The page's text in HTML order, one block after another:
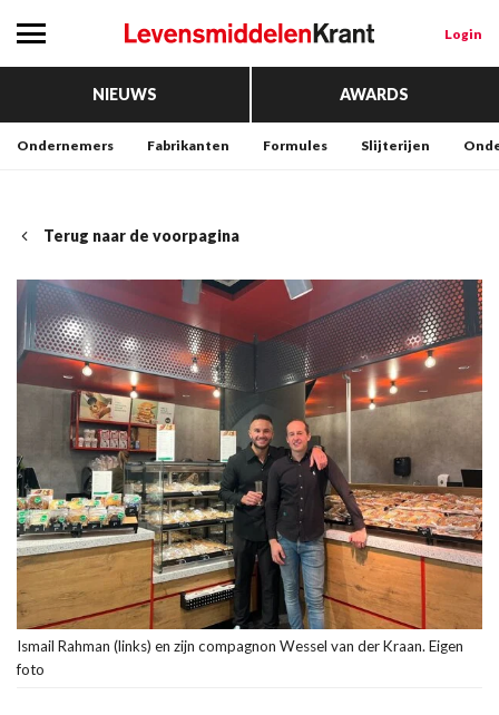
Login
NIEUWS AWARDS
Ondernemers Fabrikanten Formules Slijterijen
Terug naar de voorpagina
Ismail Rahman (links) en zijn compagnon Wessel van der Kraan. Eigen
foto